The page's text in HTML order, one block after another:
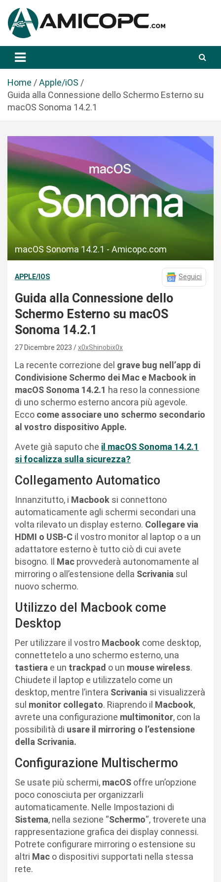
a
Amicopc.com
Home
Apple/iOS
Guida alla Connessione dello Schermo Esterno su
macOS Sonoma 14.2.1
macOS Sonoma 14.2.1 - Amicopc.com
APPLE/IOS Seguici
Guida alla Connessione dello
Schermo Esterno su macOS
Sonoma 14.2.1
27 Dicembre 2023 x0xShinobix0x
La recente correzione del grave bug nell’app di
Condivisione Schermo dei Mac e Macbook in
macOS Sonoma 14.2.1 ha reso la connessione
di uno schermo esterno ancora più agevole.
Ecco come associare uno schermo secondario
al vostro dispositivo Apple.
Avete già saputo che il macOS Sonoma 14.2.1
si focalizza sulla sicurezza?
Collegamento Automatico
Innanzitutto, i Macbook si connettono
automaticamente agli schermi secondari una
volta rilevato un display esterno. Collegare via
HDMI o USB-C il vostro monitor al laptop o a un
adattatore esterno è tutto ciò di cui avete
bisogno. Il Mac provvederà autonomamente al
mirroring o all’estensione della Scrivania sul
nuovo schermo.
Utilizzo del Macbook come
Desktop
Per utilizzare il vostro Macbook come desktop,
connettetelo a uno schermo esterno, una
tastiera e un trackpad o un mouse wireless.
Chiudete il laptop e utilizzatelo come un
desktop, mentre l’intera Scrivania si visualizzerà
sul monitor collegato. Riaprendo il Macbook,
avrete una configurazione multimonitor, con la
possibilità di usare il mirroring o l’estensione
della Scrivania.
Configurazione Multischermo
Se usate più schermi, macOS offre un’opzione
poco conosciuta per organizzarli
automaticamente. Nelle Impostazioni di
Sistema, nella sezione “Schermo“, troverete una
rappresentazione grafica dei display connessi.
Potrete configurare mirroring o estensione su
altri Mac o dispositivi supportati nella stessa
rete.